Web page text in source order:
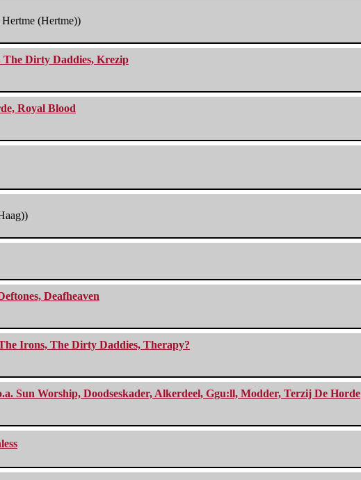
(Hertme))
The Dirty Daddies, Krezip
Royal Blood
Deafheaven
Irons, The Dirty Daddies, Therapy?
Sun Worship, Doodseskader, Alkerdeel, Ggu:ll, Modder, Terzij De Horde